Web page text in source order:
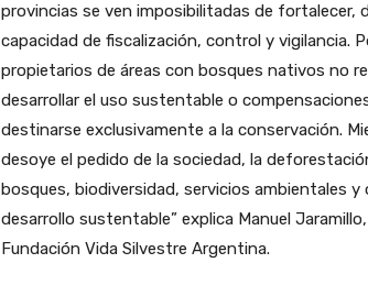
provincias se ven imposibilitadas de fortalecer,
capacidad de fiscalización, control y vigilancia.
propietarios de áreas con bosques nativos no
desarrollar el uso sustentable o
destinarse exclusivamente a la conservación.
desoye el pedido de la sociedad, la
bosques, biodiversidad, servicios ambientales y
desarrollo sustentable” explica Manuel
Fundación Vida Silvestre Argentina.